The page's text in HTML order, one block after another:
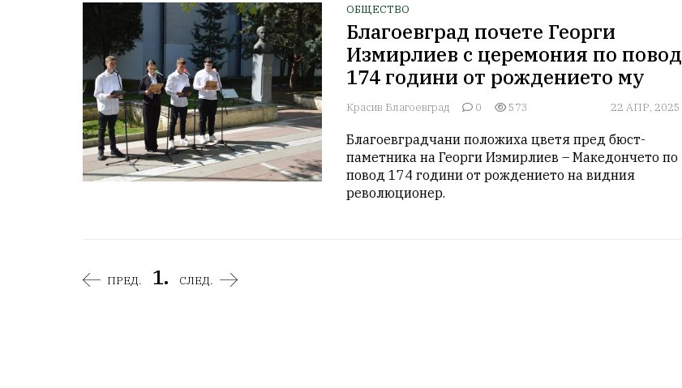
ОБЩЕСТВО
Благоевград почете Георги
Измирлиев с церемония по повод
174 години от рождението му
Красив Благоевград 0 573 22 АПР, 2025
Благоевградчани положиха цветя пред бюст-
паметника на Георги Измирлиев – Македончето по
повод 174 години от рождението на видния
революционер.
ПРЕД. 1. СЛЕД.